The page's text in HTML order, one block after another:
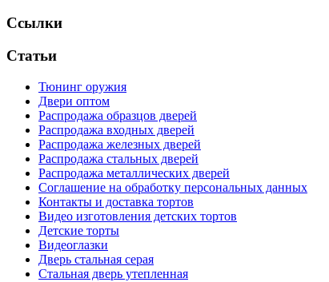
Ссылки
Статьи
Тюнинг оружия
Двери оптом
Распродажа образцов дверей
Распродажа входных дверей
Распродажа железных дверей
Распродажа стальных дверей
Распродажа металлических дверей
Соглашение на обработку персональных данных
Контакты и доставка тортов
Видео изготовления детских тортов
Детские торты
Видеоглазки
Дверь стальная серая
Стальная дверь утепленная